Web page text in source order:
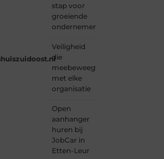
stap voor
groeiende
ondernemers
Veiligheid
die
meebeweegt
met elke
organisatie
Open
aanhanger
huren bij
JobCar in
Etten-Leur